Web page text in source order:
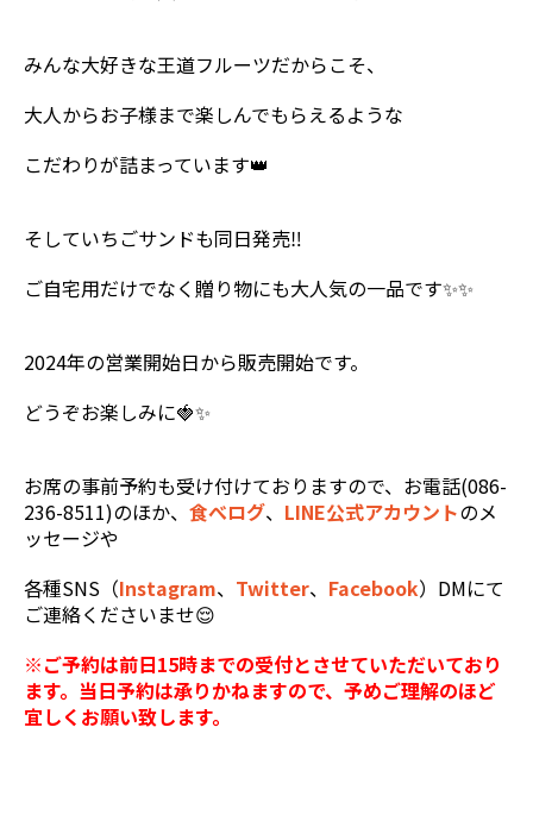
みんな大好きな王道フルーツだからこそ、
大人からお子様まで楽しんでもらえるような
こだわりが詰まっています👑
そしていちごサンドも同日発売‼️
ご自宅用だけでなく贈り物にも大人気の一品です✨✨
2024年の営業開始日から販売開始です。
どうぞお楽しみに🍓✨
お席の事前予約も受け付けておりますので、お電話(086-
236-8511)のほか、 食べログ、 LINE公式アカウントのメ
ッセージや
各種SNS（Instagram、 Twitter、 Facebook）DMにて
ご連絡くださいませ😌
※ご予約は前日15時までの受付とさせていただいており
ます。当日予約は承りかねますので、予めご理解のほど
宜しくお願い致します。